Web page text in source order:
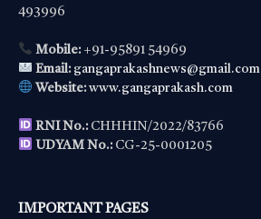
493996
Mobile:+91-95891 54969
Email: gangaprakashnews@gmail.com
Website: www.gangaprakash.com
RNI No.:CHHHIN/2022/83766
UDYAM No.:CG-25-0001205
IMPORTANT PAGES